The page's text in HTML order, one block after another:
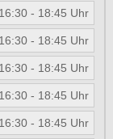
16:30 - 18:45 Uhr
16:30 - 18:45 Uhr
16:30 - 18:45 Uhr
16:30 - 18:45 Uhr
16:30 - 18:45 Uhr